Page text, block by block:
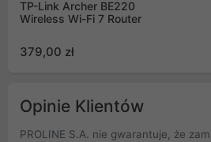
TP-Link Archer BE220
Wireless Wi-Fi 7 Router
379,00 zł
Opinie Klientów
PROLINE S.A. nie gwarantuje, że